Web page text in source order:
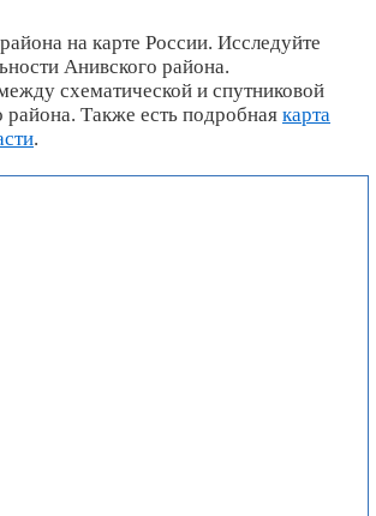
на карте России. Исследуйте
Анивского района.
схематической и спутниковой
района. Также есть подробная карта
.